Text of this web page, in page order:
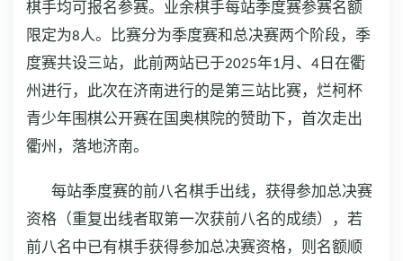
棋手均可报名参赛。业余棋手每站季度赛参赛名额
限定为8人。比赛分为季度赛和总决赛两个阶段，季
度赛共设三站，此前两站已于2025年1月、4日在衢
州进行，此次在济南进行的是第三站比赛，烂柯杯
青少年围棋公开赛在国奥棋院的赞助下，首次走出
衢州，落地济南。
每站季度赛的前八名棋手出线，获得参加总决赛
资格（重复出线者取第一次获前八名的成绩），若
前八名中已有棋手获得参加总决赛资格，则名额顺